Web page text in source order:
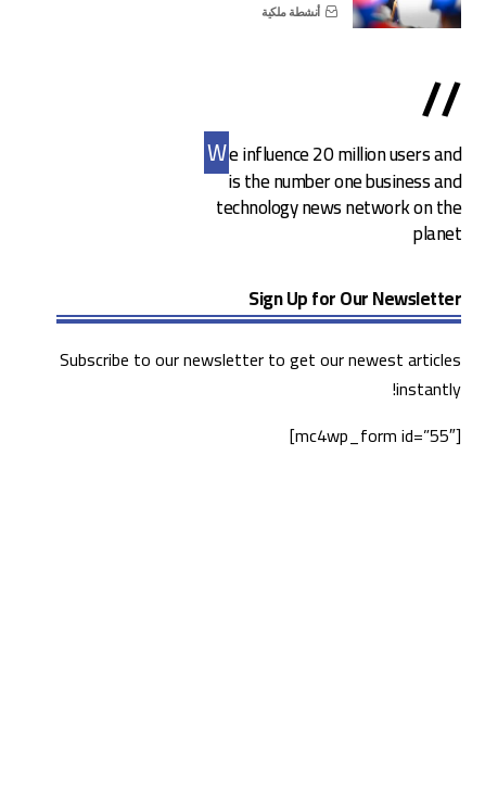
أنشطة ملكية
//
We influence 20 million users and
is the number one business and
technology news network on the
planet
Sign Up for Our Newsletter
Subscribe to our newsletter to get our newest articles
instantly!
[mc4wp_form id=”55″]